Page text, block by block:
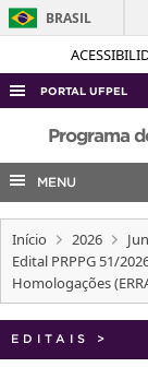
BRASIL
PORTAL UFPEL
ACESSO À
AUDITORIA
COBALTO
CONCURSOS
EDITAIS
Programa
MENU
Início 2026
Edital PRPPG 51/
Homologações
EDITAIS >